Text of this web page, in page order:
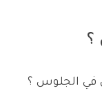
؟
في الجلوس ؟